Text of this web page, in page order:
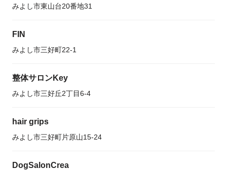
みよし市東山台20番地31
FIN
みよし市三好町22-1
整体サロンKey
みよし市三好丘2丁目6-4
hair grips
みよし市三好町片原山15-24
DogSalonCrea